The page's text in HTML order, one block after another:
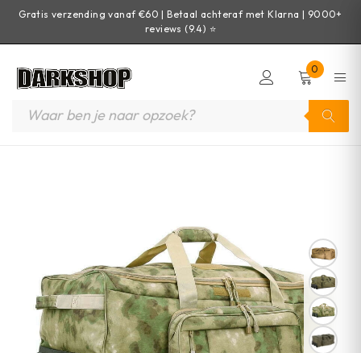
Gratis verzending vanaf €60 | Betaal achteraf met Klarna | 9000+
reviews (9.4) ⭐
0